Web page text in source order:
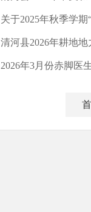
关于2025年秋季学
清河县2026年耕地
2026年3月份赤脚医